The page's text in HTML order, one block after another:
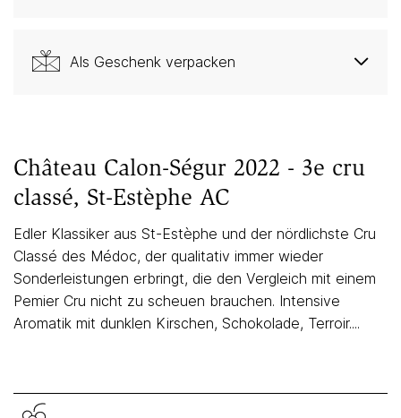
Als Geschenk verpacken
Château Calon-Ségur 2022 - 3e cru
classé, St-Estèphe AC
Edler Klassiker aus St-Estèphe und der nördlichste Cru
Classé des Médoc, der qualitativ immer wieder
Sonderleistungen erbringt, die den Vergleich mit einem
Pemier Cru nicht zu scheuen brauchen. Intensive
Aromatik mit dunklen Kirschen, Schokolade, Terroir....